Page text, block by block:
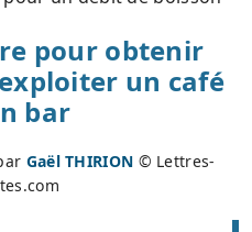
pour obtenir
un café
bar
Gaël THIRION © Lettres-